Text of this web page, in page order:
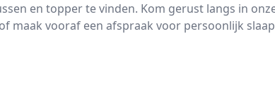
en topper te vinden. Kom gerust langs in
maak vooraf een afspraak voor persoonlijk